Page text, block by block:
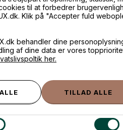
til at forbedrer
Klik på "Accepter fuld
behandler dine
af dine data er vores
her.
IDÉER